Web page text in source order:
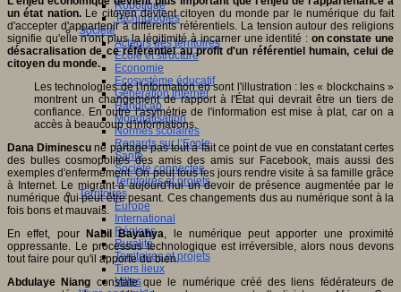
Robotique
Technologies
Société
Acteurs des territoires
Ecole et structure
Economie
Ecosystème éducatif
Génération internet
Handicap
Mondialisation
Normes scolaires
Regards sur l’Ecole
Santé
Société connectée
Territoires et projets
Territoires
Europe
International
Régions
Ruralité
Territoires et projets
Tiers lieux
Villes
un état nation.Le citoyen devient citoyen du monde par le numérique du fait
d'accepter d'appartenir à différents référentiels. La tension autour des religions
signifie qu'elle n'ont plus la légitimité à incarner une identité : on constate une
désacralisation de ce référentiel au profit d'un référentiel humain, celui de
citoyen du monde.
Les technologies de l'information en sont l'illustration : les « blockchains »
montrent un changement de rapport à l'État qui devrait être un tiers de
confiance. En outre l'asymétrie de l'information est mise à plat, car on a
accès à beaucoup d'informations.
Dana Diminescu ne partage pas tout à fait ce point de vue en constatant certes
des bulles cosmopolites des amis des amis sur Facebook, mais aussi des
exemples d'enfermement. On peut tous les jours rendre visite à sa famille grâce
à Internet. Le migrant a aujourd'hui un devoir de présence augmentée par le
numérique qui peut être pesant. Ces changements dus au numérique sont à la
fois bons et mauvais.
En effet, pour
Nabil Bayahya, le numérique peut apporter une proximité
oppressante. Le processus technologique est irréversible, alors nous devons
tout faire pour qu'il apporte du bien.
Abdulaye Niang constate que le numérique créé des liens fédérateurs de